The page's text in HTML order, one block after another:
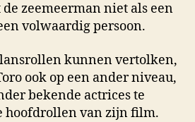
zeemeerman niet als een
volwaardig persoon.
kunnen vertolken,
ook op een ander niveau,
bekende actrices te
hoofdrollen van zijn film.